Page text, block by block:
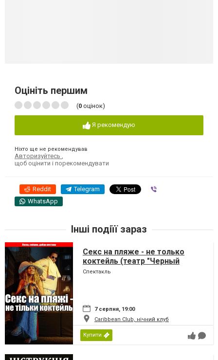
Оцініть першим
(0 оцінок)
Я рекомендую
Ніхто ще не рекомендував
Авторизуйтесь
щоб оцінити і порекомендувати
Reddit Telegram
WhatsApp
Інші подіїї зараз
Секс на пляже - не только
коктейль (театр "Черный
Квадрат")
Спектакль
7 серпня, 19:00
Caribbean Club, нічний клуб
Купити